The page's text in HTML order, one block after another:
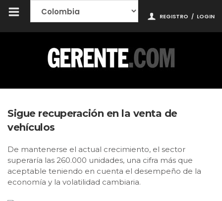
REGISTRO / LOGIN
Sigue recuperación en la venta de
vehículos
De mantenerse el actual crecimiento, el sector
superaría las 260.000 unidades, una cifra más que
aceptable teniendo en cuenta el desempeño de la
economía y la volatilidad cambiaria.